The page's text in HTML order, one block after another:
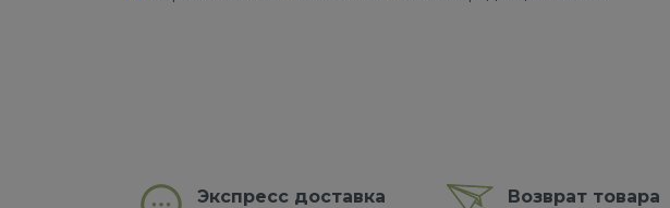
Экспресс доставка Возврат товара